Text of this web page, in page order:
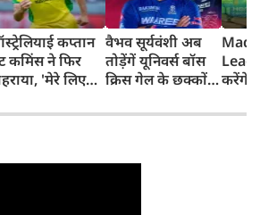
कप्तान
कमिंस ने फिर
'मेरे लिए
वैभव सूर्यवंशी अब
तोड़ेंगें यूनिवर्स बॉस
क्रिस गेल के छक्कों
करेंगे
टीम में